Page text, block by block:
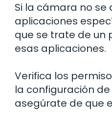
Si la cámara no se
aplicaciones
que se trate de un
esas aplicaciones.
Verifica los
la configuración
asegúrate de que